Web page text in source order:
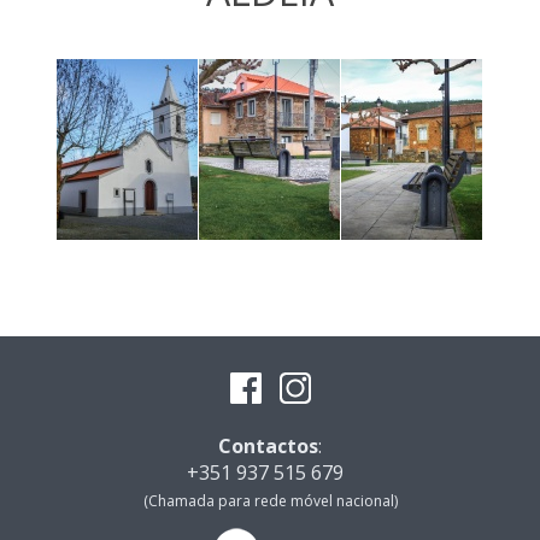
Contactos:
+351 937 515 679
(Chamada para rede móvel nacional)